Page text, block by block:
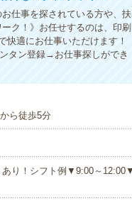
仕事を探されている方や、扶
ク！》お任せするのは、印刷
快適にお仕事いただけます！
タン登録→お仕事探しができ
ら徒歩5分
あり！シフト例▼9:00～12:00▼